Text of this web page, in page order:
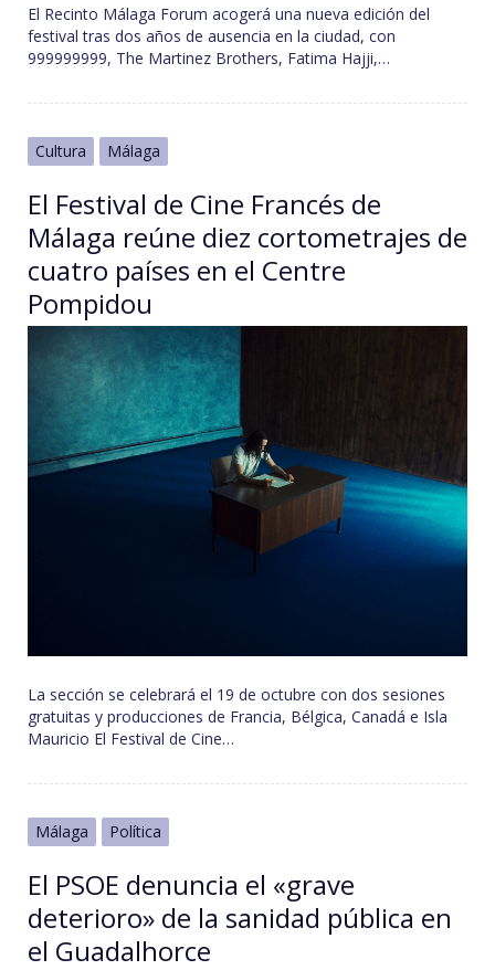
El Recinto Málaga Forum acogerá una nueva edición del
festival tras dos años de ausencia en la ciudad, con
999999999, The Martinez Brothers, Fatima Hajji,…
Cultura Málaga
El Festival de Cine Francés de
Málaga reúne diez cortometrajes de
cuatro países en el Centre
Pompidou
La sección se celebrará el 19 de octubre con dos sesiones
gratuitas y producciones de Francia, Bélgica, Canadá e Isla
Mauricio El Festival de Cine…
Málaga Política
El PSOE denuncia el «grave
deterioro» de la sanidad pública en
el Guadalhorce